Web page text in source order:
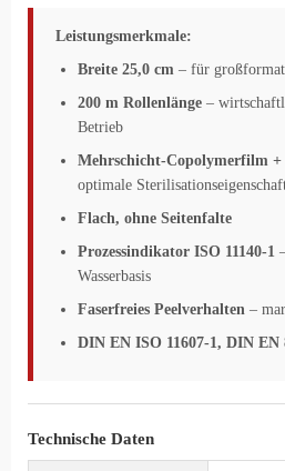
Leistungsmerkmale:
Breite 25,0 cm – für
200 m Rollenlänge –
Betrieb
Mehrschicht-Copolymerfilm +
optimale
Flach, ohne Seitenfalte
Prozessindikator ISO 11140-1
Wasserbasis
Faserfreies Peelverhalten –
DIN EN ISO 11607-1, DIN EN
Technische Daten